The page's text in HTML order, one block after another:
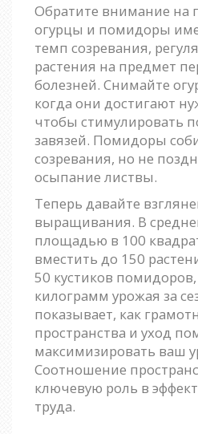
Обратите внимание на
огурцы и помидоры
темп созревания,
растения на предмет
болезней. Снимайте
когда они достигают
чтобы стимулировать
завязей. Помидоры
созревания, но не
осыпание листвы.
Теперь давайте
выращивания. В
площадью в 100
вместить до 150
50 кустиков
килограмм урожая за
показывает, как
пространства и уход
максимизировать ваш
Соотношение
ключевую роль в
труда.